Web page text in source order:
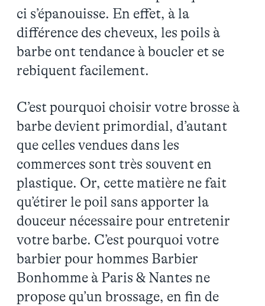
ci s’épanouisse. En effet, à la
différence des cheveux, les poils à
barbe ont tendance à boucler et se
rebiquent facilement.
C’est pourquoi choisir votre brosse à
barbe devient primordial, d’autant
que celles vendues dans les
commerces sont très souvent en
plastique. Or, cette matière ne fait
qu’étirer le poil sans apporter la
douceur nécessaire pour entretenir
votre barbe. C’est pourquoi votre
barbier pour hommes Barbier
Bonhomme à Paris & Nantes ne
propose qu’un brossage, en fin de